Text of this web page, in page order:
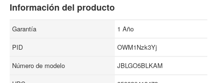
Información del producto
Garantía
1 Año
PID
OWM1Nzk3Yj
Número de modelo
JBLGO5BLKAM